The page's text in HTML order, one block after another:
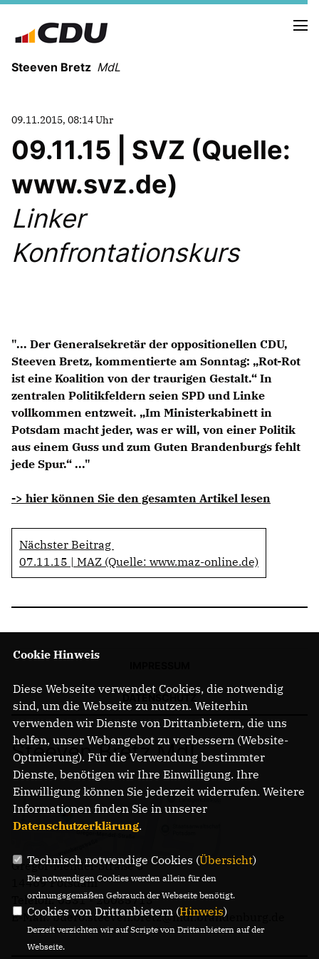
Steeven Bretz MdL
VITA
WAHLKREISBESUCHE
Kleine Anfragen
CDU Deutschland
CDU Fraktion im Brandenburger Landtag
CDU Brandenburg
CDU Potsdam
09.11.2015, 08:14 Uhr
09.11.15 | SVZ (Quelle:
www.svz.de)
Linker
Konfrontationskurs
"... Der Generalsekretär der oppositionellen CDU,
Steeven Bretz, kommentierte am Sonntag: „Rot-Rot
ist eine Koalition von der traurigen Gestalt.“ In
zentralen Politikfeldern seien SPD und Linke
vollkommen entzweit. „Im Ministerkabinett in
Potsdam macht jeder, was er will, von einer Politik
aus einem Guss und zum Guten Brandenburgs fehlt
jede Spur.“ ..."
-> hier können Sie den gesamten Artikel lesen
Nächster Beitrag
07.11.15 | MAZ (Quelle: www.maz-online.de)
Steeven Bretz MdL
Gregor-Mendel-Straße 3
14469 Potsdam
Telefon: 0331 - 20085713
E-Mail: buero.steeven.bretz@mdl.brandenburg.de
Cookie Hinweis
Diese Webseite verwendet Cookies, die notwendig
sind, um die Webseite zu nutzen. Weiterhin
verwenden wir Dienste von Drittanbietern, die uns
helfen, unser Webangebot zu verbessern (Website-
Optmierung). Für die Verwendung bestimmter
Dienste, benötigen wir Ihre Einwilligung. Ihre
Einwilligung können Sie jederzeit widerrufen. Weitere
Informationen finden Sie in unserer
Datenschutzerklärung.
Technisch notwendige Cookies (Übersicht)
Die notwendigen Cookies werden allein für den
ordnungsgemäßen Gebrauch der Webseite benötigt.
Cookies von Drittanbietern (Hinweis)
Derzeit verzichten wir auf Scripte von Drittanbietern auf der
Webseite.